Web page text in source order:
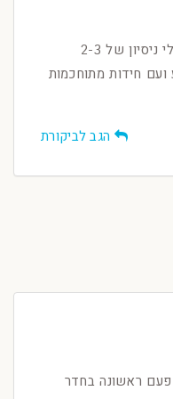
היינו 4 אנשים בגילאי 19-28, בעלי ניסיון של 2-3
חידות מתוחכמות
הגב לביקורת
פעם ראשונה בחדר